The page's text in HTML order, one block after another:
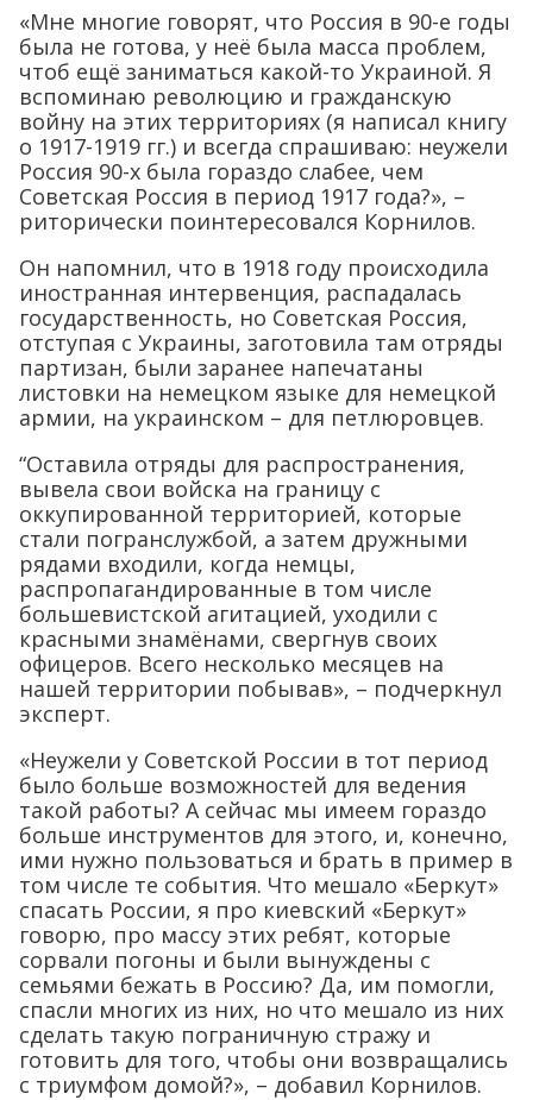
«Мне многие говорят, что Россия в 90-е годы
была не готова, у неё была масса проблем,
чтоб ещё заниматься какой-то Украиной. Я
вспоминаю революцию и гражданскую
войну на этих территориях (я написал книгу
о 1917-1919 гг.) и всегда спрашиваю: неужели
Россия 90-х была гораздо слабее, чем
Советская Россия в период 1917 года?», –
риторически поинтересовался Корнилов.
Он напомнил, что в 1918 году происходила
иностранная интервенция, распадалась
государственность, но Советская Россия,
отступая с Украины, заготовила там отряды
партизан, были заранее напечатаны
листовки на немецком языке для немецкой
армии, на украинском – для петлюровцев.
“Оставила отряды для распространения,
вывела свои войска на границу с
оккупированной территорией, которые
стали погранслужбой, а затем дружными
рядами входили, когда немцы,
распропагандированные в том числе
большевистской агитацией, уходили с
красными знамёнами, свергнув своих
офицеров. Всего несколько месяцев на
нашей территории побывав», – подчеркнул
эксперт.
«Неужели у Советской России в тот период
было больше возможностей для ведения
такой работы? А сейчас мы имеем гораздо
больше инструментов для этого, и, конечно,
ими нужно пользоваться и брать в пример в
том числе те события. Что мешало «Беркут»
спасать России, я про киевский «Беркут»
говорю, про массу этих ребят, которые
сорвали погоны и были вынуждены с
семьями бежать в Россию? Да, им помогли,
спасли многих из них, но что мешало из них
сделать такую пограничную стражу и
готовить для того, чтобы они возвращались
с триумфом домой?», – добавил Корнилов.